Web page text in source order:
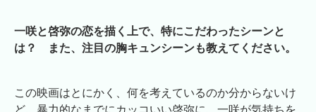
一咲と啓弥の恋を描く上で、特にこだわったシーンと
は？ また、注目の胸キュンシーンも教えてください。
この映画はとにかく、何を考えているのか分からないけ
ど、暴力的なまでにカッコいい啓弥に、一咲が気持ちを